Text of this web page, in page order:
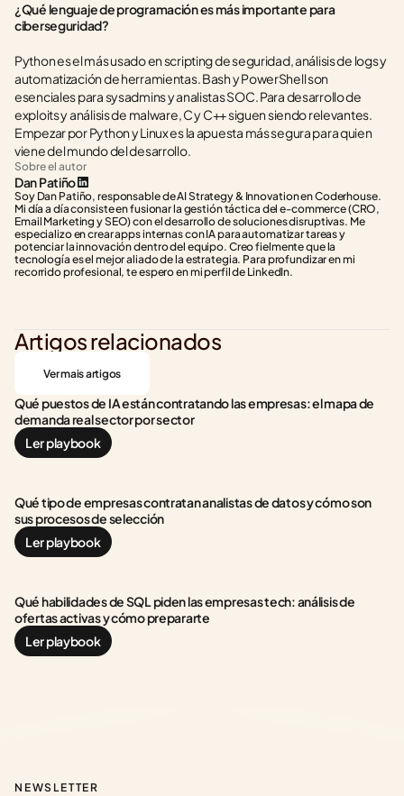
¿Qué lenguaje de programación es más importante para
ciberseguridad?
Python es el más usado en scripting de seguridad, análisis de logs y
automatización de herramientas. Bash y PowerShell son
esenciales para sysadmins y analistas SOC. Para desarrollo de
exploits y análisis de malware, C y C++ siguen siendo relevantes.
Empezar por Python y Linux es la apuesta más segura para quien
viene del mundo del desarrollo.
Sobre el autor
Dan Patiño
Soy Dan Patiño, responsable de AI Strategy & Innovation en Coderhouse.
Mi día a día consiste en fusionar la gestión táctica del e-commerce (CRO,
Email Marketing y SEO) con el desarrollo de soluciones disruptivas. Me
especializo en crear apps internas con IA para automatizar tareas y
potenciar la innovación dentro del equipo. Creo fielmente que la
tecnología es el mejor aliado de la estrategia. Para profundizar en mi
recorrido profesional, te espero en mi perfil de LinkedIn.
Artigos relacionados
Ver mais artigos
Qué puestos de IA están contratando las empresas: el mapa de
demanda real sector por sector
Ler playbook
Qué tipo de empresas contratan analistas de datos y cómo son
sus procesos de selección
Ler playbook
Qué habilidades de SQL piden las empresas tech: análisis de
ofertas activas y cómo prepararte
Ler playbook
NEWSLETTER